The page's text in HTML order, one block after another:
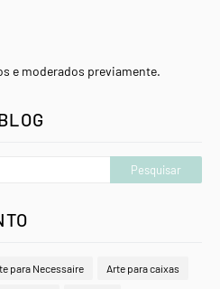
e moderados previamente.
para Necessaire Arte para caixas